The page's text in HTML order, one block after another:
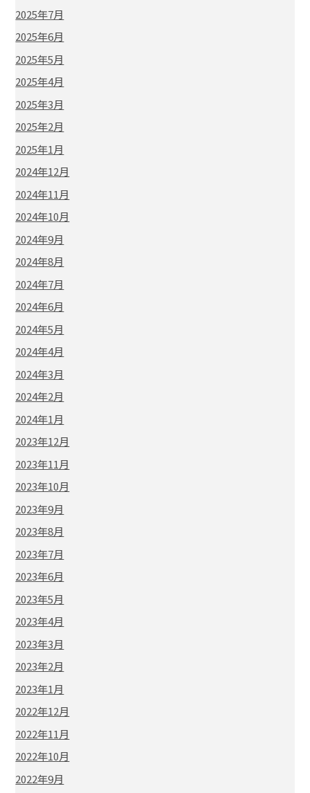
2025年7月
2025年6月
2025年5月
2025年4月
2025年3月
2025年2月
2025年1月
2024年12月
2024年11月
2024年10月
2024年9月
2024年8月
2024年7月
2024年6月
2024年5月
2024年4月
2024年3月
2024年2月
2024年1月
2023年12月
2023年11月
2023年10月
2023年9月
2023年8月
2023年7月
2023年6月
2023年5月
2023年4月
2023年3月
2023年2月
2023年1月
2022年12月
2022年11月
2022年10月
2022年9月